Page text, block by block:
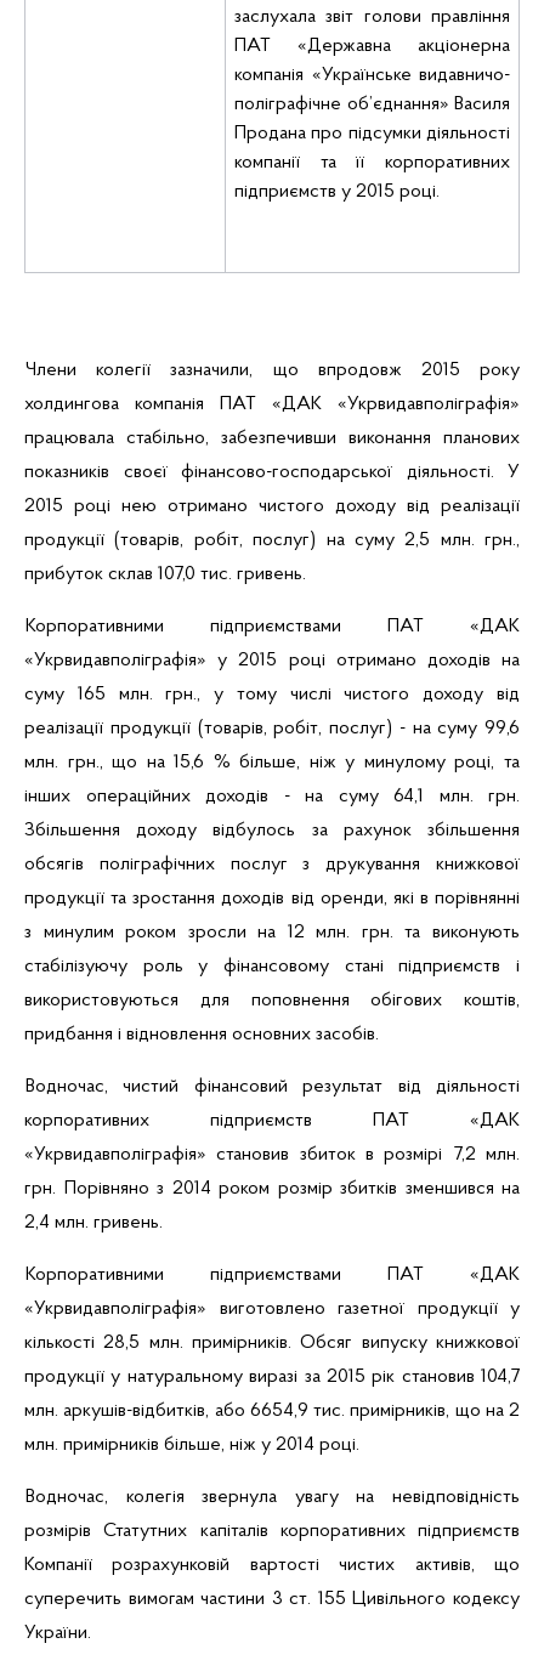
заслухала звіт голови правління
ПАТ «Державна акціонерна
компанія «Українське видавничо-
поліграфічне об’єднання» Василя
Продана про підсумки діяльності
компанії та її корпоративних
підприємств у 2015 році.
Члени колегії зазначили, що впродовж 2015 року
холдингова компанія ПАТ «ДАК «Укрвидавполіграфія»
працювала стабільно, забезпечивши виконання планових
показників своєї фінансово-господарської діяльності. У
2015 році нею отримано чистого доходу від реалізації
продукції (товарів, робіт, послуг) на суму 2,5 млн. грн.,
прибуток склав 107,0 тис. гривень.
Корпоративними підприємствами ПАТ «ДАК
«Укрвидавполіграфія»
у 2015 році отримано доходів на
суму 165 млн. грн., у тому числі чистого доходу від
реалізації продукції (товарів, робіт, послуг) - на суму 99,6
млн. грн., що на 15,6 % більше, ніж у минулому році, та
інших операційних доходів - на суму 64,1 млн. грн.
Збільшення доходу відбулось за рахунок збільшення
обсягів поліграфічних послуг з друкування книжкової
продукції та зростання доходів від оренди, які в порівнянні
з минулим роком зросли на 12 млн. грн. та виконують
стабілізуючу роль у фінансовому стані підприємств і
використовуються для поповнення обігових коштів,
придбання і відновлення основних засобів.
Водночас, чистий фінансовий результат від діяльності
корпоративних підприємств ПАТ «ДАК
«Укрвидавполіграфія» становив збиток в розмірі 7,2 млн.
грн. Порівняно з 2014 роком розмір збитків зменшився на
2,4 млн. гривень.
Корпоративними підприємствами ПАТ «ДАК
«Укрвидавполіграфія» виготовлено газетної продукції у
кількості 28,5 млн. примірників. Обсяг випуску книжкової
продукції у натуральному виразі за 2015 рік становив 104,7
млн. аркушів-відбитків, або 6654,9 тис. примірників, що на 2
млн. примірників більше, ніж у 2014 році.
Водночас, колегія звернула увагу на невідповідність
розмірів Статутних капіталів корпоративних підприємств
Компанії розрахунковій вартості чистих активів, що
суперечить вимогам частини 3 ст. 155 Цивільного кодексу
України.